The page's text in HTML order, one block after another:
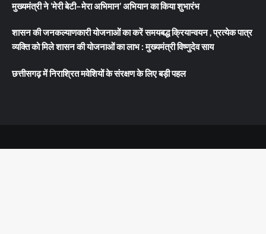
मुख्यमंत्री ने ‘मेरी बेटी–मेरा अभिमान’ अभियान का किया शुभारंभ
शासन की जनकल्याणकारी योजनाओं का करें समयबद्ध क्रियान्वयन , प्रत्येक पात्र
व्यक्ति को मिले शासन की योजनाओं का लाभ : मुख्यमंत्री विष्णुदेव साय
छत्तीसगढ़ में निराश्रित मवेशियों के संरक्षण के लिए बड़ी पहल